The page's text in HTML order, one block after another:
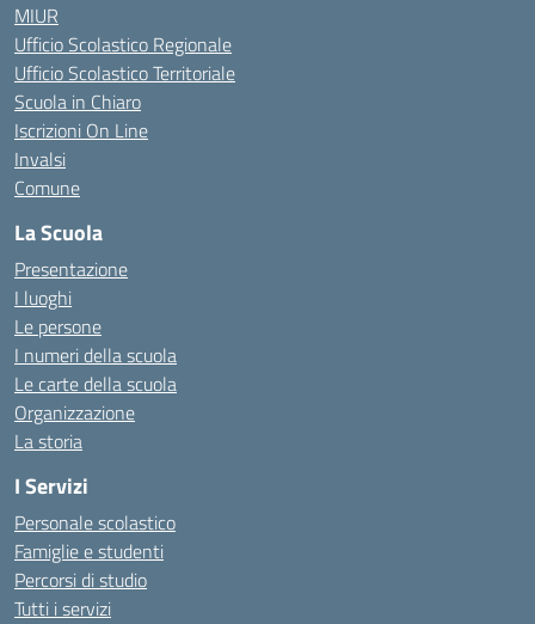
MIUR
Ufficio Scolastico Regionale
Ufficio Scolastico Territoriale
Scuola in Chiaro
Iscrizioni On Line
Invalsi
Comune
La Scuola
Presentazione
I luoghi
Le persone
I numeri della scuola
Le carte della scuola
Organizzazione
La storia
I Servizi
Personale scolastico
Famiglie e studenti
Percorsi di studio
Tutti i servizi